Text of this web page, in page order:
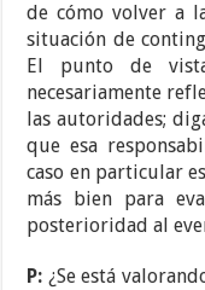
de cómo volver a
situación de
El punto de
necesariamente
las autoridades;
que esa
caso en particular
más bien para
posterioridad al
P: ¿Se está